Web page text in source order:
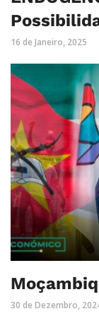
16 de Janeiro, 2025
30 de Dezembro,